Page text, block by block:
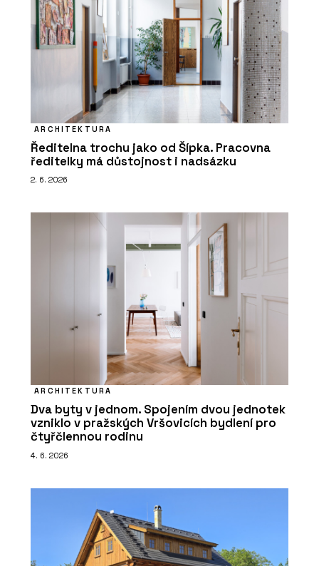
ARCHITEKTURA
Ředitelna trochu jako od Šípka. Pracovna
ředitelky má důstojnost i nadsázku
2. 6. 2026
ARCHITEKTURA
Dva byty v jednom. Spojením dvou jednotek
vzniklo v pražských Vršovicích bydlení pro
čtyřčlennou rodinu
4. 6. 2026